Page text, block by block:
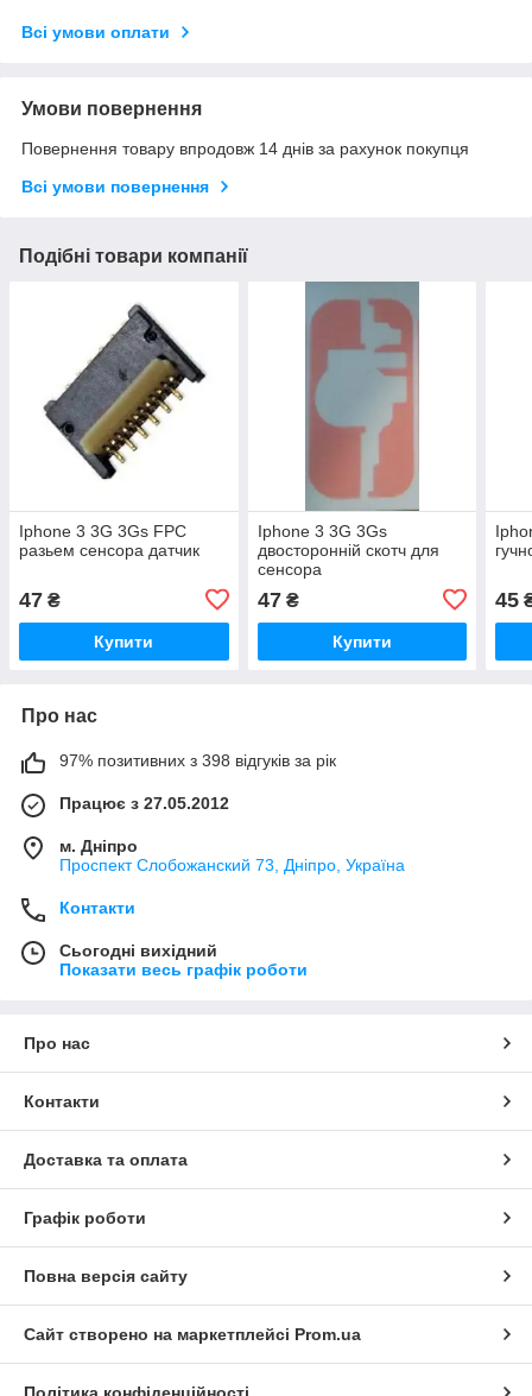
Всі умови оплати
Умови повернення
Повернення товару впродовж 14 днів за рахунок покупця
Всі умови повернення
Подібні товари компанії
Iphone 3 3G 3Gs FPC
разьем сенсора датчик
47 ₴
Купити
Iphone 3 3G 3Gs
двосторонній скотч для
сенсора
47₴
Купити
45
Про нас
97% позитивних з 398 відгуків за рік
Працює з 27.05.2012
м. Дніпро
Проспект Слобожанский 73, Дніпро, Україна
Контакти
Сьогодні вихідний
Показати весь графік роботи
Про нас
Контакти
Доставка та оплата
Графік роботи
Повна версія сайту
Сайт створено на маркетплейсі Prom.ua